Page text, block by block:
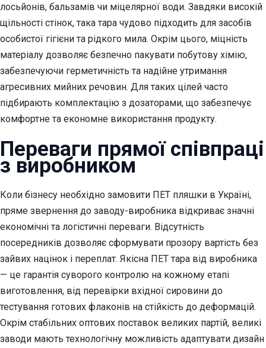
лосьйонів, бальзамів чи міцелярної води. Завдяки високій
щільності стінок, така тара чудово підходить для засобів
особистої гігієни та рідкого мила. Окрім цього, міцність
матеріалу дозволяє безпечно пакувати побутову хімію,
забезпечуючи герметичність та надійне утримання
агресивних мийних речовин. Для таких цілей часто
підбирають комплектацію з дозаторами, що забезпечує
комфортне та економне використання продукту.
Переваги прямої співпраці
з виробником
Коли бізнесу необхідно замовити ПЕТ пляшки в Україні,
пряме звернення до заводу-виробника відкриває значні
економічні та логістичні переваги. Відсутність
посередників дозволяє сформувати прозору вартість без
зайвих націнок і переплат. Якісна ПЕТ тара від виробника
— це гарантія суворого контролю на кожному етапі
виготовлення, від перевірки вхідної сировини до
тестування готових флаконів на стійкість до деформацій.
Окрім стабільних оптових поставок великих партій, великі
заводи мають технологічну можливість адаптувати дизайн